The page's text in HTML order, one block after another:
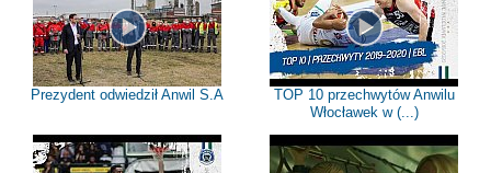
Prezydent odwiedził Anwil S.A
TOP 10 przechwytów Anwilu
Włocławek w (...)